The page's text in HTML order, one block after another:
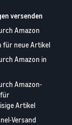
versenden
Amazon
für neue Artikel
Amazon in
Amazon-
Artikel
Versand